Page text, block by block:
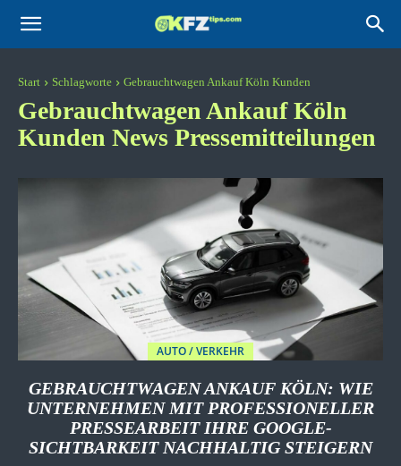
KFZtips.com
Start Schlagworte Gebrauchtwagen Ankauf Köln Kunden
Gebrauchtwagen Ankauf Köln
Kunden News Pressemitteilungen
AUTO / VERKEHR
GEBRAUCHTWAGEN ANKAUF KÖLN: WIE
UNTERNEHMEN MIT PROFESSIONELLER
PRESSEARBEIT IHRE GOOGLE-
SICHTBARKEIT NACHHALTIG STEIGERN